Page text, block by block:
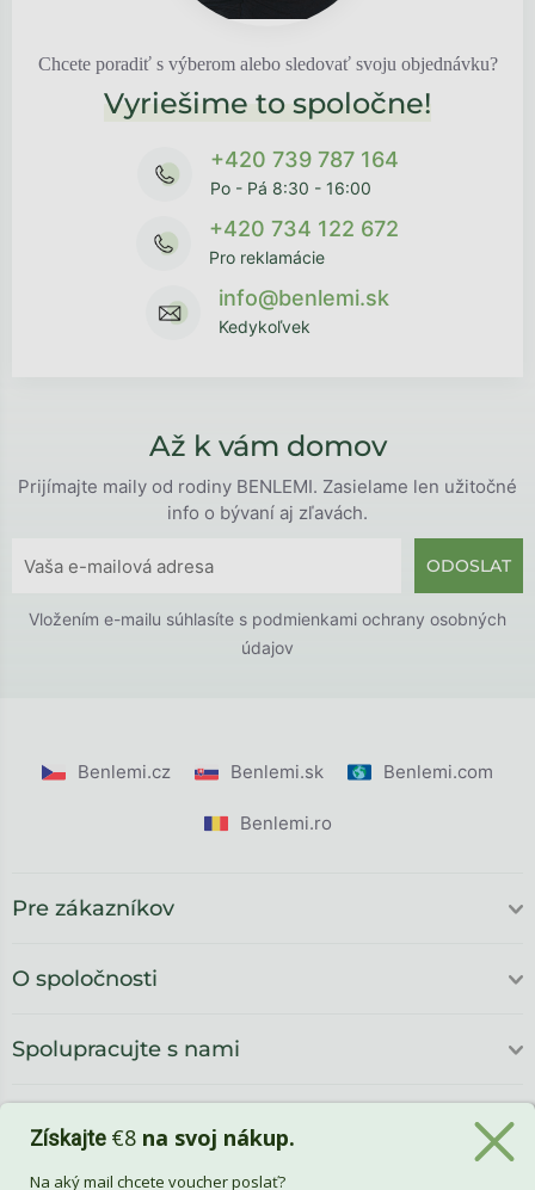
Chcete poradiť s výberom alebo sledovať svoju objednávku?
Vyriešime to spoločne!
+420 739 787 164
Po - Pá 8:30 - 16:00
+420 734 122 672
Pro reklamácie
info@benlemi.sk
Kedykoľvek
Až k vám domov
Prijímajte maily od rodiny BENLEMI. Zasielame len užitočné
info o bývaní aj zľavách.
ODOSLAT
Vložením e-mailu súhlasíte s podmienkami ochrany osobných
údajov
Benlemi.cz Benlemi.sk Benlemi.com
Benlemi.ro
Pre zákazníkov
O spoločnosti
Spolupracujte s nami
Získajte €8 na svoj nákup.
Na aký mail chcete voucher poslať?